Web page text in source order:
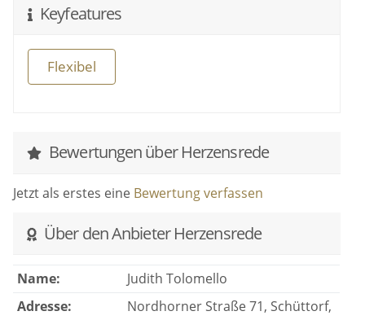
Keyfeatures
Flexibel
Bewertungen über Herzensrede
Jetzt als erstes eine Bewertung verfassen
Über den Anbieter Herzensrede
Name:
Judith Tolomello
Adresse:
Nordhorner Straße 71, Schüttorf,